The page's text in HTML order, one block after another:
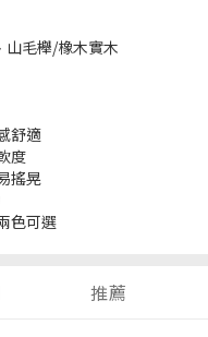
山毛櫸/橡木實木
舒適
度
搖晃
色可選
推薦